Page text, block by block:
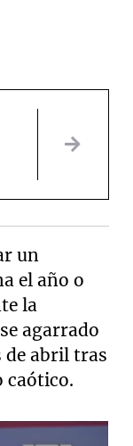
un
el año o
la
agarrado
de abril tras
caótico.